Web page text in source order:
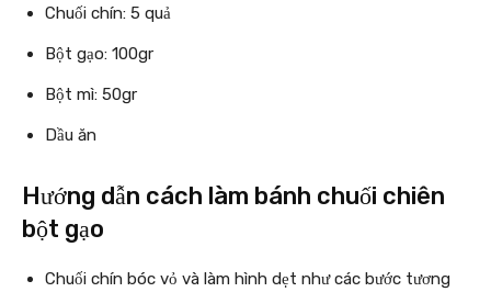
Chuối chín: 5 quả
Bột gạo: 100gr
Bột mì: 50gr
Dầu ăn
Hướng dẫn cách làm bánh chuối chiên
bột gạo
Chuối chín bóc vỏ và làm hình dẹt như các bước tương